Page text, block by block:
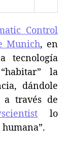
Control
Munich, en
tecnología
la
dándole
a través de
lo